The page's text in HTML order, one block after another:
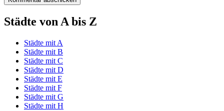
Städte von A bis Z
Städte mit A
Städte mit B
Städte mit C
Städte mit D
Städte mit E
Städte mit F
Städte mit G
Städte mit H